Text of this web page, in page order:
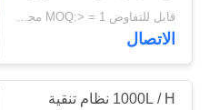
جولة
والمنقيط
قابل للتفاوض MOQ:> = 1 مجموعات
الاتصال
1000L / H نظام تنقية